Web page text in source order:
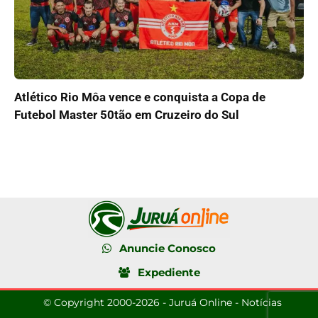
Atlético Rio Môa vence e conquista a Copa de
Futebol Master 50tão em Cruzeiro do Sul
Anuncie Conosco
Expediente
© Copyright 2000-2026 - Juruá Online - Notícias